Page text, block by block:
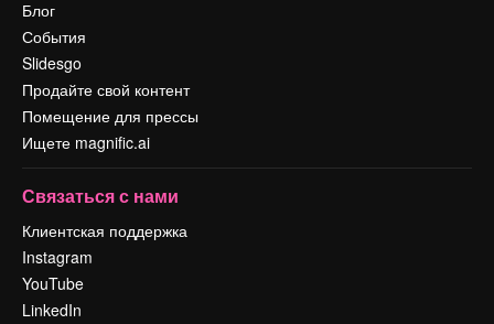
Блог
События
Slidesgo
Продайте свой контент
Помещение для прессы
Ищете magnific.ai
Связаться с нами
Клиентская поддержка
Instagram
YouTube
LinkedIn